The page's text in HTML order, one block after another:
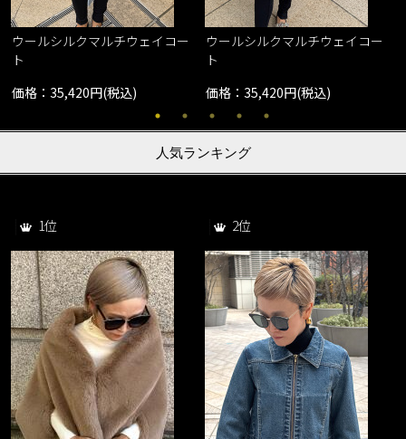
ウールシルクマルチウェイコー
ト
価格：35,420円(税込)
ウールシルクマルチウェイコー
ト
価格：35,420円(税込)
人気ランキング
1位 2位